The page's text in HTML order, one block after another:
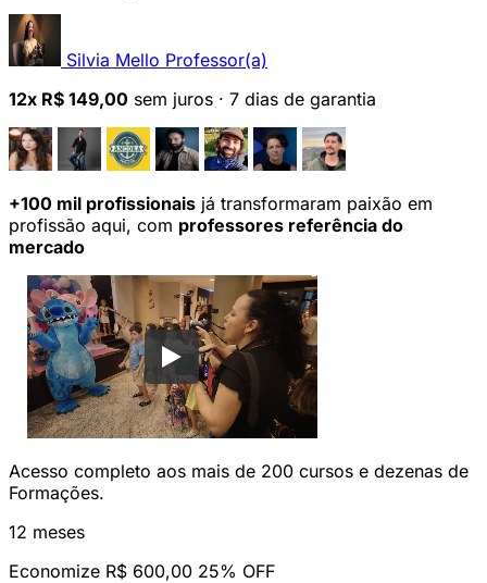
Silvia Mello Professor(a)
12x R$ 149,00 sem juros · 7 dias de garantia
+100 mil profissionais já transformaram paixão em
profissão aqui, com professores referência do
mercado
Acesso completo aos mais de 200 cursos e dezenas de
Formações.
12 meses
Economize R$ 600,00 25% OFF